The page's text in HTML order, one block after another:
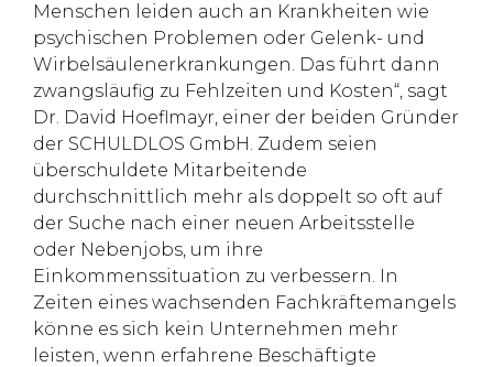
Menschen leiden auch an Krankheiten wie
psychischen Problemen oder Gelenk- und
Wirbelsäulenerkrankungen. Das führt dann
zwangsläufig zu Fehlzeiten und Kosten“, sagt
Dr. David Hoeflmayr, einer der beiden Gründer
der SCHULDLOS GmbH. Zudem seien
überschuldete Mitarbeitende
durchschnittlich mehr als doppelt so oft auf
der Suche nach einer neuen Arbeitsstelle
oder Nebenjobs, um ihre
Einkommenssituation zu verbessern. In
Zeiten eines wachsenden Fachkräftemangels
könne es sich kein Unternehmen mehr
leisten, wenn erfahrene Beschäftigte